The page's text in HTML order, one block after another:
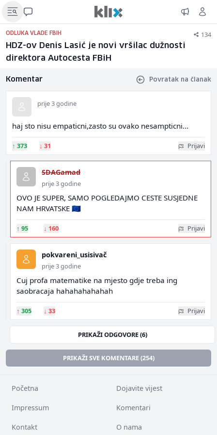
ODLUKA VLADE FBIH 134
HDZ-ov Denis Lasić je novi vršilac dužnosti
direktora Autocesta FBiH
Komentar Povratak na članak
prije 3 godine
haj sto nisu empaticni,zasto su ovako nesampticni...
↑ 373 ↓ 31 Prijavi
SDAGamad
prije 3 godine
OVO JE SUPER, SAMO POGLEDAJMO CESTE SUSJEDNE
NAM HRVATSKE 🇪🇺
↑ 95 ↓ 160 Prijavi
pokvareni_usisivač
prije 3 godine
Cuj profa matematike na mjesto gdje treba ing
saobracaja hahahahahahah
↑ 305 ↓ 33 Prijavi
PRIKAŽI ODGOVORE (6)
PRIKAŽI SVE KOMENTARE (254)
Početna Dojavite vijest
Impressum Komentari
Kontakt O nama